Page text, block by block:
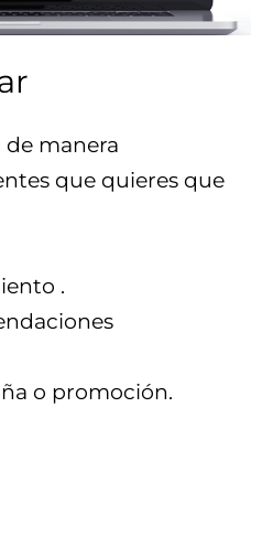
manera
que quieres que
.
o promoción.